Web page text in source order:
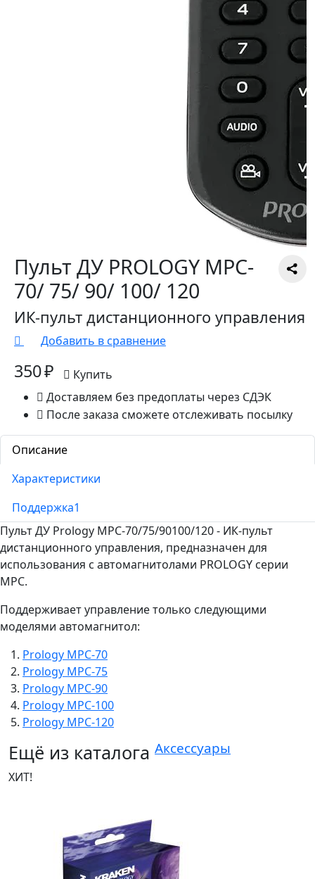
Пульт ДУ PROLOGY MPC-
70/ 75/ 90/ 100/ 120
ИК-пульт дистанционного управления
Добавить в сравнение
350 ₽
Купить
Доставляем без предоплаты через СДЭК
После заказа сможете отслеживать посылку
Описание
Характеристики
Поддержка1
Пульт ДУ Prology MPC-70/75/90100/120 - ИК-пульт
дистанционного управления, предназначен для
использования с автомагнитолами PROLOGY серии
MPC.
Поддерживает управление только следующими
моделями автомагнитол:
Prology MPC-70
Prology MPC-75
Prology MPC-90
Prology MPC-100
Prology MPC-120
Ещё из каталога Аксессуары
ХИТ!